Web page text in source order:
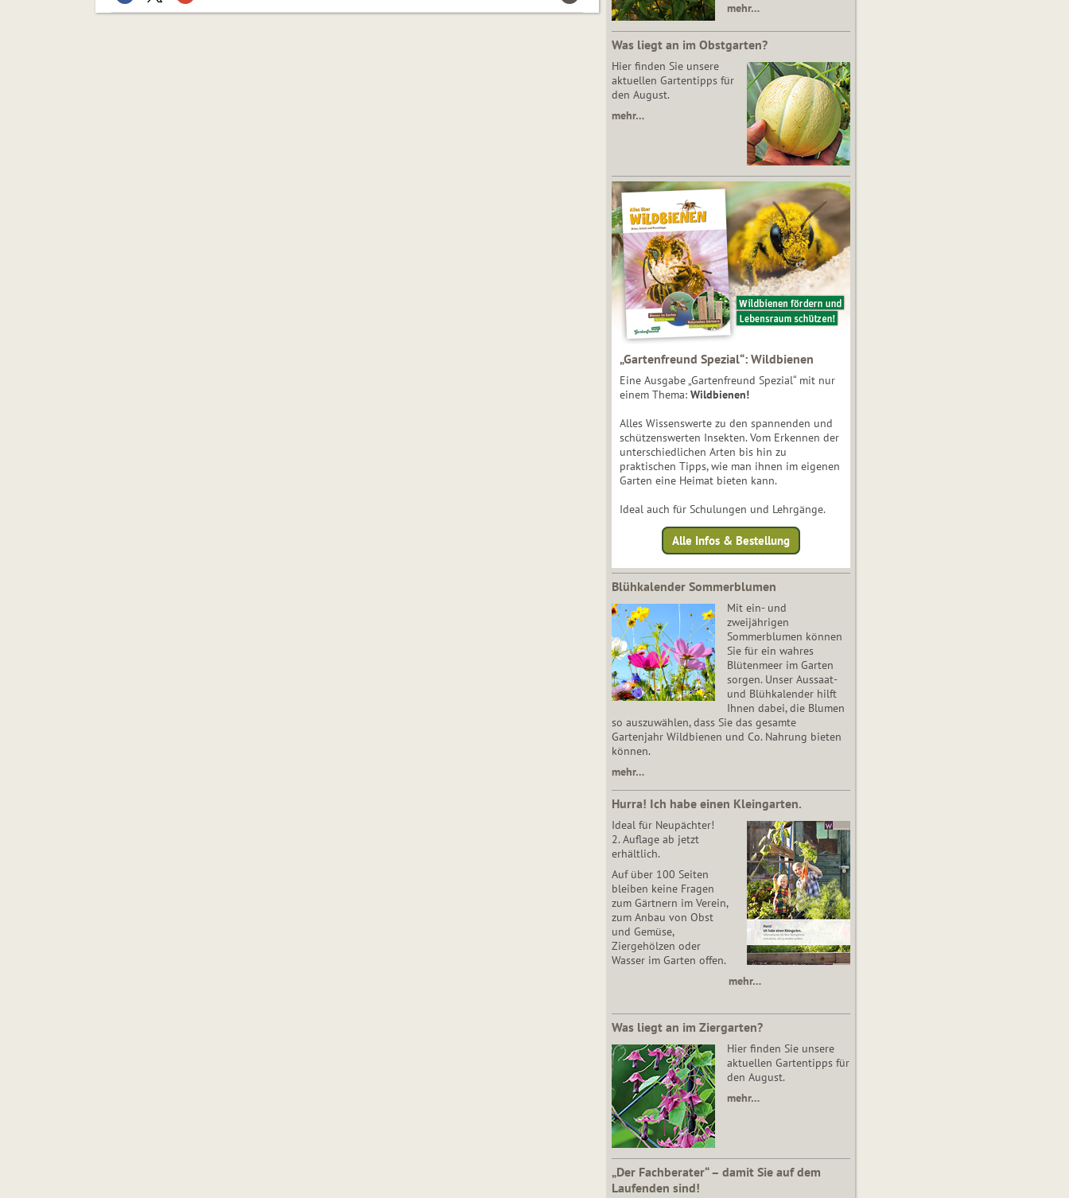
mehr…
Was liegt an im Obstgarten?
Hier finden Sie unsere
aktuellen Gartentipps für
den August.
mehr…
„Gartenfreund Spezial“: Wildbienen
Eine Ausgabe „Gartenfreund Spezial“ mit nur
einem Thema: Wildbienen!
Alles Wissenswerte zu den spannenden und
schützenswerten Insekten. Vom Erkennen der
unterschiedlichen Arten bis hin zu
praktischen Tipps, wie man ihnen im eigenen
Garten eine Heimat bieten kann.
Ideal auch für Schulungen und Lehrgänge.
Alle Infos & Bestellung
Blühkalender Sommerblumen
Mit ein- und
zweijährigen
Sommerblumen können
Sie für ein wahres
Blütenmeer im Garten
sorgen. Unser Aussaat-
und Blühkalender hilft
Ihnen dabei, die Blumen
so auszuwählen, dass Sie das gesamte
Gartenjahr Wildbienen und Co. Nahrung bieten
können.
mehr…
Hurra! Ich habe einen Kleingarten.
Ideal für Neupächter!
2. Auflage ab jetzt
erhältlich.
Auf über 100 Seiten
bleiben keine Fragen
zum Gärtnern im Verein,
zum Anbau von Obst
und Gemüse,
Ziergehölzen oder
Wasser im Garten offen.
mehr…
Was liegt an im Ziergarten?
Hier finden Sie unsere
aktuellen Gartentipps für
den August.
mehr…
„Der Fachberater“ – damit Sie auf dem
Laufenden sind!